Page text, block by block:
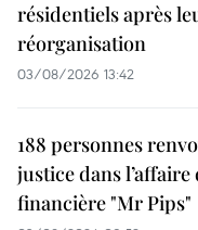
résidentiels après
réorganisation
03/08/2026 13:42
188 personnes
justice dans
financière "Mr Pips"